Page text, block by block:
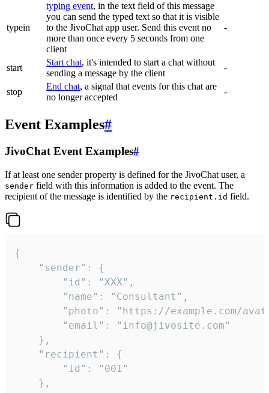
typein
typing event, in the text field of this message
you can send the typed text so that it is visible
to the JivoChat app user. Send this event no
more than once every 5 seconds from one
client
-
start
Start chat, it's intended to start a chat without
sending a message by the client
-
stop
End chat, a signal that events for this chat are
no longer accepted
-
Event Examples#
JivoChat Event Examples#
If at least one sender property is defined for the JivoChat user, a
sender field with this information is added to the event. The
recipient of the message is identified by the recipient.id field.
{